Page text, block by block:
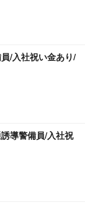
/入社祝い金あり/
導警備員/入社祝